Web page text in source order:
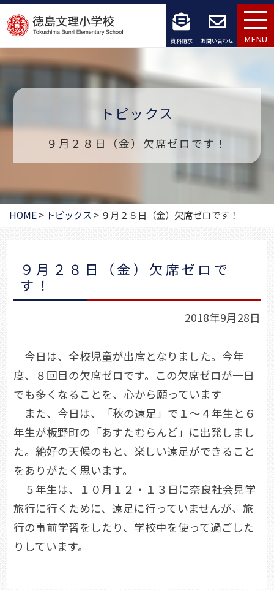
コ
ン
テ
へ
ッ
資料請求 お問い合わせ MENU
トピックス
９月２８日（金）欠席ゼロです！
HOME> トピックス > ９月２８日（金）欠席ゼロです！
９月２８日（金）欠席ゼロで
す！
2018年9月28日
今日は、全校児童が出席となりました。今年
度、８回目の欠席ゼロです。この欠席ゼロが一日
でも多くなることを、心から願っています
また、今日は、「秋の遠足」で１～４年生と６
年生が板野町の「あすたむらんど」に出発しまし
た。絶好の天候のもと、楽しい遠足ができること
をありがたく思います。
５年生は、１０月１２・１３日に奈良社会見学
旅行に行くために、遠足に行っていませんが、旅
行の事前学習をしたり、学校中を使って過ごした
りしています。